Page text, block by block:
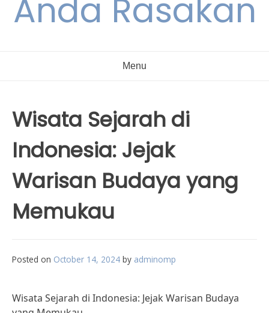
Anda Rasakan
Menu
Wisata Sejarah di
Indonesia: Jejak
Warisan Budaya yang
Memukau
Posted on October 14, 2024 by adminomp
Wisata Sejarah di Indonesia: Jejak Warisan Budaya